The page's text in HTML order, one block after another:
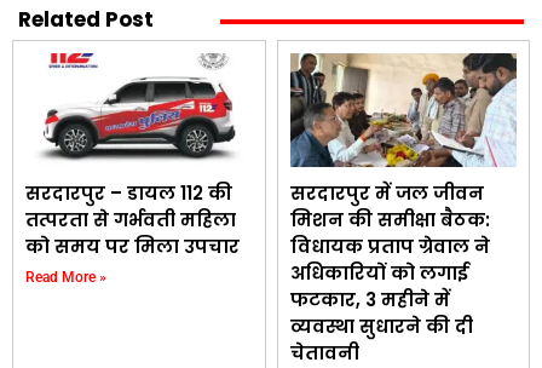
Related Post
सरदारपुर – डायल 112 की
तत्परता से गर्भवती महिला
को समय पर मिला उपचार
Read More »
सरदारपुर में जल जीवन
मिशन की समीक्षा बैठक:
विधायक प्रताप ग्रेवाल ने
अधिकारियों को लगाई
फटकार, 3 महीने में
व्यवस्था सुधारने की दी
चेतावनी